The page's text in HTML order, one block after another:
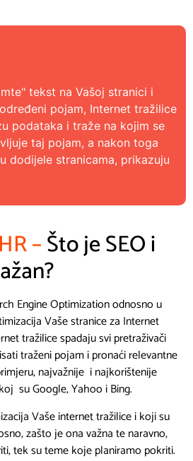
tekst na Vašoj stranici i
pojam, Internet tražilice
podataka i traže na kojim se
taj pojam, a nakon toga
dodijele stranicama, prikazuju
–Što je SEO i
Engine Optimization odnosno u
Vaše stranice za Internet
tražilice spadaju svi pretraživači
traženi pojam i pronaći relevantne
najvažnije i najkorištenije
su Google, Yahoo i Bing.
Vaše internet tražilice i koji su
zašto je ona važna te naravno,
tek su teme koje planiramo pokriti.